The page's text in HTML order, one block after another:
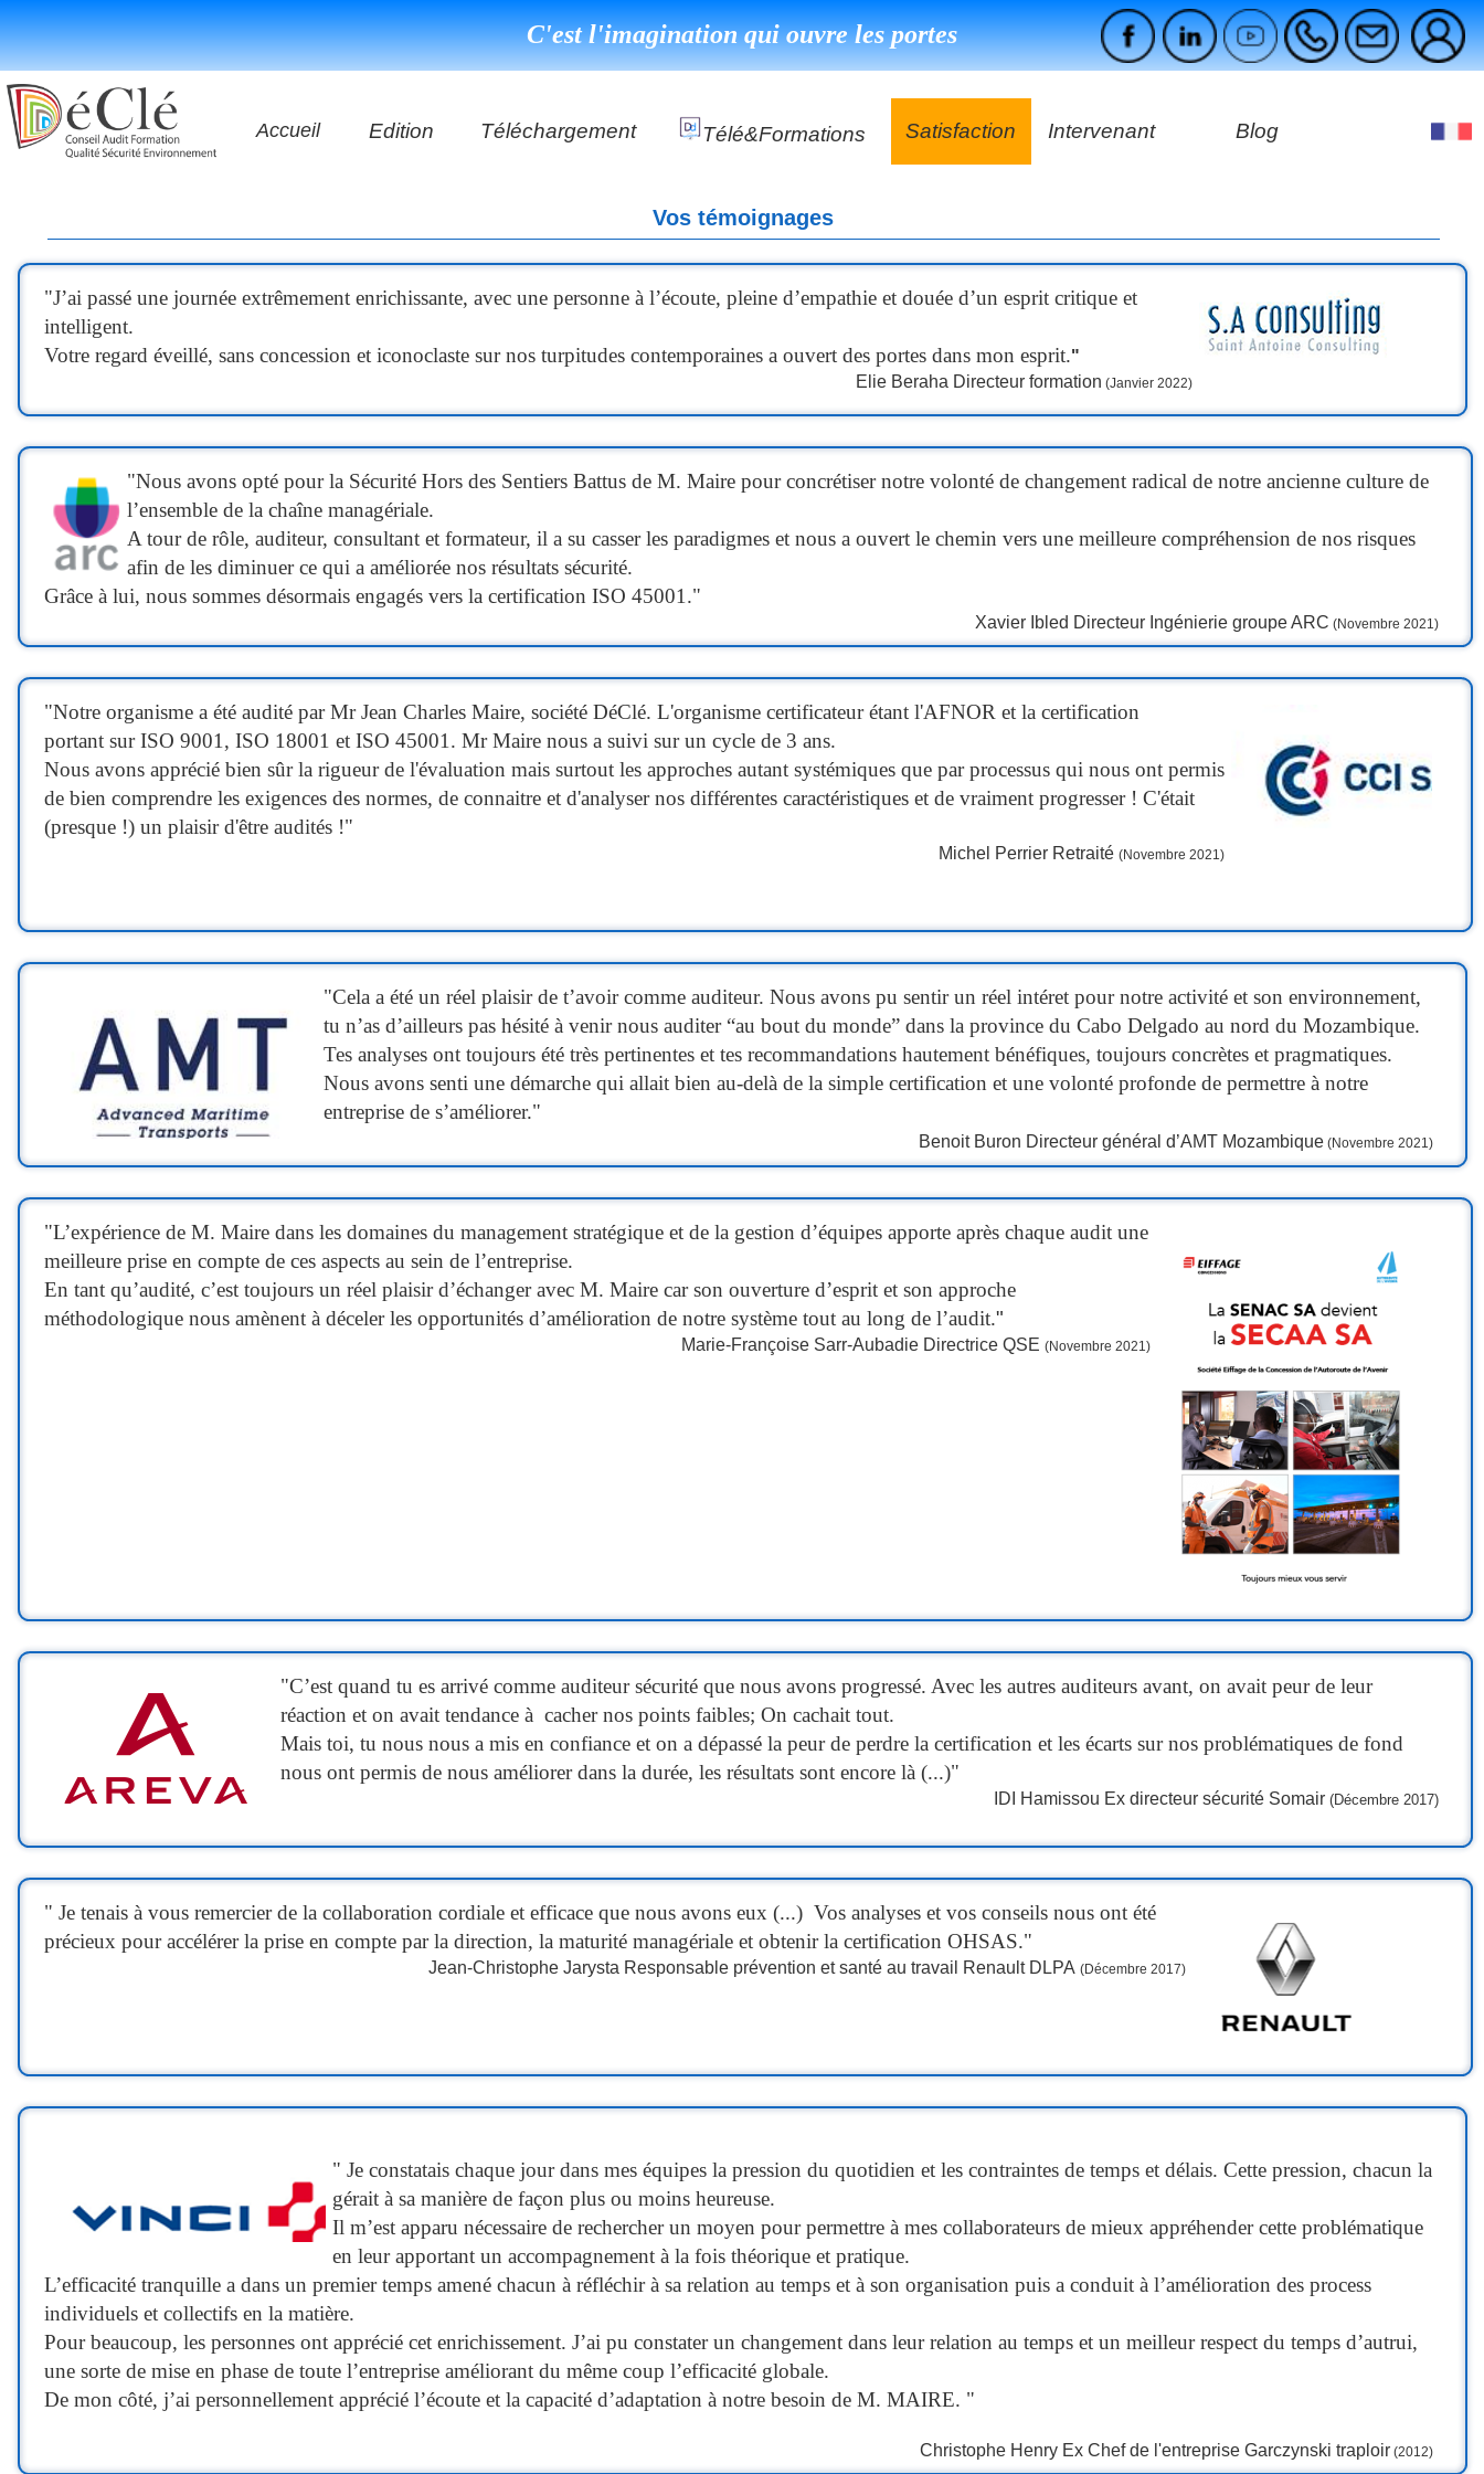
C'est l'imagination qui ouvre les portes
Accueil Edition
Les applications
DéClé Excellence Opérationnel Audit
Les livres
Téléchargement Télé&formations Satisfaction Intervenant Blog
Vos témoignages
"J’ai passé une journée extrêmement enrichissante, avec une personne à l’écoute, pleine d’empathie et douée d’un esprit critique et
intelligent.
Votre regard éveillé, sans concession et iconoclaste sur nos turpitudes contemporaines a ouvert des portes dans mon esprit."
Elie Beraha Directeur formation (Janvier 2022)
"Nous avons opté pour la Sécurité Hors des Sentiers Battus de M. Maire pour concrétiser notre volonté de changement radical de notre ancienne culture de
l’ensemble de la chaîne managériale.
A tour de rôle, auditeur, consultant et formateur, il a su casser les paradigmes et nous a ouvert le chemin vers une meilleure compréhension de nos risques
afin de les diminuer ce qui a améliorée nos résultats sécurité.
Grâce à lui, nous sommes désormais engagés vers la certification ISO 45001."
Xavier Ibled Directeur Ingénierie groupe ARC (Novembre 2021)
"Notre organisme a été audité par Mr Jean Charles Maire, société DéClé. L'organisme certificateur étant l'AFNOR et la certification
portant sur ISO 9001, ISO 18001 et ISO 45001. Mr Maire nous a suivi sur un cycle de 3 ans.
Nous avons apprécié bien sûr la rigueur de l'évaluation mais surtout les approches autant systémiques que par processus qui nous ont permis
de bien comprendre les exigences des normes, de connaitre et d'analyser nos différentes caractéristiques et de vraiment progresser ! C'était
(presque !) un plaisir d'être audités !"
Michel Perrier Retraité(Novembre 2021)
"Cela a été un réel plaisir de t’avoir comme auditeur. Nous avons pu sentir un réel intéret pour notre activité et son environnement,
tu n’as d’ailleurs pas hésité à venir nous auditer “au bout du monde” dans la province du Cabo Delgado au nord du Mozambique.
Tes analyses ont toujours été très pertinentes et tes recommandations hautement bénéfiques, toujours concrètes et pragmatiques.
Nous avons senti une démarche qui allait bien au-delà de la simple certification et une volonté profonde de permettre à notre
entreprise de s’améliorer."
Benoit Buron Directeur général d’AMT Mozambique (Novembre 2021)
"L’expérience de M. Maire dans les domaines du management stratégique et de la gestion d’équipesapporte après chaque audit une
meilleure prise en compte de ces aspects au sein de l’entreprise.
En tant qu’audité, c’est toujours un réel plaisir d’échanger avec M. Maire car son ouverture d’esprit et son approche
méthodologique nous amènent à déceler les opportunités d’amélioration de notre système tout au long de l’audit."
Marie-Françoise Sarr-Aubadie Directrice QSE (Novembre 2021)
"C’est quand tu es arrivé comme auditeur sécurité que nous avons progressé. Avec les autres auditeurs avant, on avait peur de leur
réaction et on avait tendance à cacher nos points faibles; On cachait tout.
Mais toi, tu nous nous a mis en confiance et on a dépassé la peur de perdre la certification et les écarts sur nos problématiques de fond
nous ont permis de nous améliorer dans la durée, les résultats sont encore là (...)"
IDI Hamissou Ex directeur sécurité Somair(Décembre 2017)
" Je tenais à vous remercier de la collaboration cordiale et efficace que nous avons eux (...) Vos analyses et vos conseils nous ont été
précieux pour accélérer la prise en compte par la direction, la maturité managériale et obtenir la certification OHSAS."
Jean-Christophe Jarysta Responsable prévention et santé au travail Renault DLPA(Décembre 2017)
" Je constatais chaque jour dans mes équipes la pression du quotidien et les contraintes de temps et délais. Cette pression, chacun la
gérait à sa manière de façon plus ou moins heureuse.
Il m’est apparu nécessaire de rechercher un moyen pour permettre à mes collaborateurs de mieux appréhender cette problématique
en leur apportant un accompagnement à la fois théorique et pratique.
L’efficacité tranquille a dans un premier temps amené chacun à réfléchir à sa relation au temps et à son organisation puis a conduit à l’amélioration des process
individuels et collectifs en la matière.
Pour beaucoup, les personnes ont apprécié cet enrichissement. J’ai pu constater un changement dans leur relation au temps et un meilleur respect du temps d’autrui,
une sorte de mise en phase de toute l’entreprise améliorant du même coup l’efficacité globale.
De mon côté, j’ai personnellement apprécié l’écoute et la capacité d’adaptation à notre besoin de M. MAIRE. "
Christophe Henry Ex Chef de l'entreprise Garczynski traploir (2012)